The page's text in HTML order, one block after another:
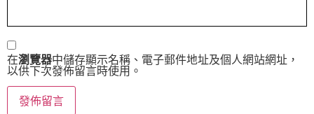
在瀏覽器中儲存顯示名稱、電子郵件地址及個人網站網址，
以供下次發佈留言時使用。